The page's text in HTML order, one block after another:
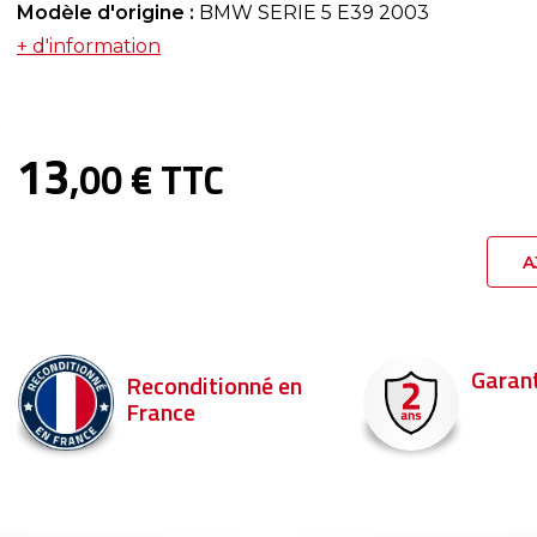
Modèle d'origine : BMW SERIE 5 E39 2003
+ d'information
13,00 € TTC
Garantie 2 ans Livraison en
Commandez
pour être livré